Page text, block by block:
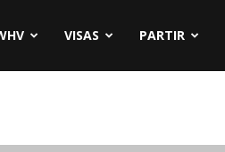
VISAS PARTIR